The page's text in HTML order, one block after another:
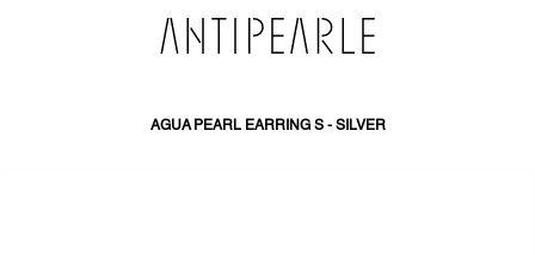
AGUA PEARL EARRING S - SILVER